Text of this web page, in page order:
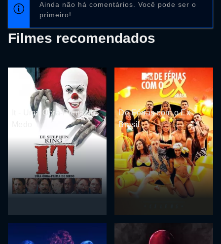
Ainda não há comentários. Você pode ser o
primeiro!
Filmes recomendados
It - Uma Obra-Prima do
De Férias com o Ex
Brasil